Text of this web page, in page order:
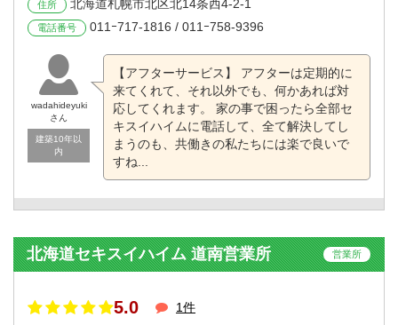
住所 北海道札幌市北区北14条西4-2-1
電話番号 011ｰ717-1816 / 011ｰ758-9396
wadahideyuki
さん
建築10年以
内
【アフターサービス】 アフターは定期的に
来てくれて、それ以外でも、何かあれば対
応してくれます。 家の事で困ったら全部セ
キスイハイムに電話して、全て解決してし
まうのも、共働きの私たちには楽で良いで
すね...
北海道セキスイハイム 道南営業所 営業所
5.0 1件